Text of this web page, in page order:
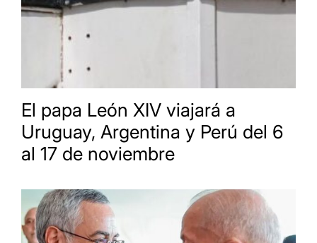
El papa León XIV viajará a
Uruguay, Argentina y Perú del 6
al 17 de noviembre